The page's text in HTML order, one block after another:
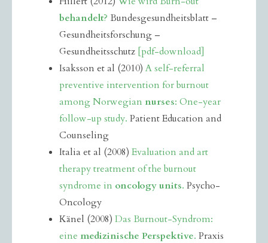
behandelt? Bundesgesundheitsblatt –
Gesundheitsforschung –
Gesundheitsschutz [pdf-download]
Isaksson et al (2010) A self-referral
preventive intervention for burnout
among Norwegian nurses: One-year
follow-up study. Patient Education and
Counseling
Italia et al (2008) Evaluation and art
therapy treatment of the burnout
syndrome in oncology units. Psycho-
Oncology
Känel (2008) Das Burnout-Syndrom:
eine medizinische Perspektive. Praxis